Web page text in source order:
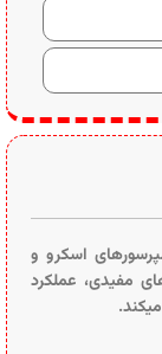
اسکرو و
مفیدی، عملکرد